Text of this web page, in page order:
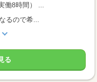
8時間） ...
るので希...
る